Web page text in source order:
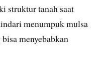
struktur tanah saat
menumpuk mulsa
menyebabkan